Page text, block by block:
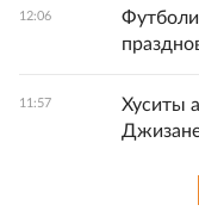
12:06
11:57
Хуситы